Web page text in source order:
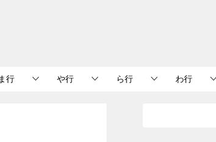
ま行 や行 ら行 わ行